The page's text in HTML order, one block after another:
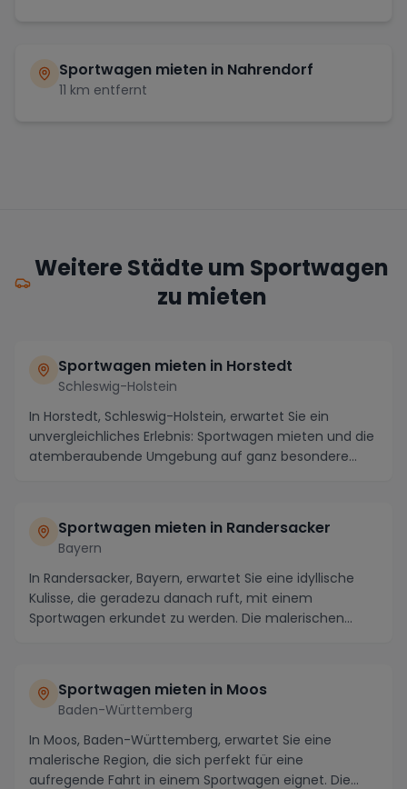
Sportwagen mieten in Nahrendorf
11 km entfernt
Weitere Städte um Sportwagen
zu mieten
Sportwagen mieten in Horstedt
Schleswig-Holstein
In Horstedt, Schleswig-Holstein, erwartet Sie ein
unvergleichliches Erlebnis: Sportwagen mieten und die
atemberaubende Umgebung auf ganz besondere
Sportwagen mieten in Randersacker
Bayern
In Randersacker, Bayern, erwartet Sie eine idyllische
Kulisse, die geradezu danach ruft, mit einem
Sportwagen erkundet zu werden. Die malerischen
Sportwagen mieten in Moos
Baden-Württemberg
In Moos, Baden-Württemberg, erwartet Sie eine
malerische Region, die sich perfekt für eine
aufregende Fahrt in einem Sportwagen eignet. Die